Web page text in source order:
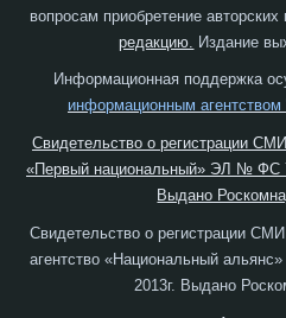
вопросам приобретение
редакцию. Издание
Информационная поддержка
информационным
Свидетельство о регистрации
«Первый национальный» ЭЛ № ФС
Выдано
Свидетельство о регистрации
агентство «Национальный
2013г. Выдано